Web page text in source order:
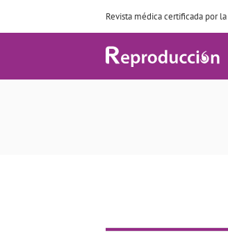
Revista médica certificada por la